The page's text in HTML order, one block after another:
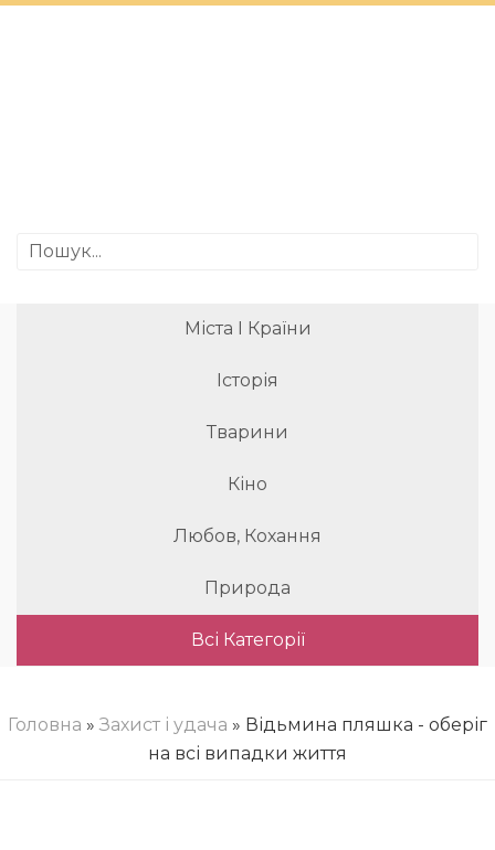
Міста І Країни
Історія
Тварини
Кіно
Любов, Кохання
Природа
Всі Категорії
Головна » Захист і удача » Відьмина пляшка - оберіг
на всі випадки життя